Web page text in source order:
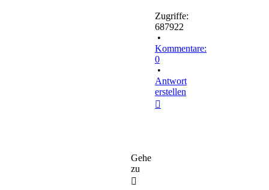
Zugriffe:
687922
•
Kommentare:
0
•
Antwort
erstellen
Gehe
zu